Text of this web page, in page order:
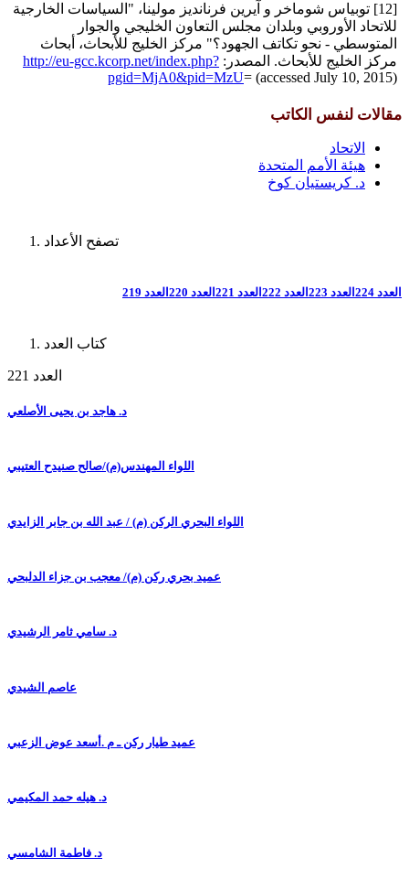
[12] توبياس شوماخر و آيرين فرنانديز مولينا، "السياسات الخارجية
للاتحاد الأوروبي وبلدان مجلس التعاون الخليجي والجوار
المتوسطي - نحو تكاتف الجهود؟" مركز الخليج للأبحاث، أبحاث
مركز الخليج للأبحاث. المصدر: http://eu-gcc.kcorp.net/index.php?
pgid=MjA0&pid=MzU= (accessed July 10, 2015)
مقالات لنفس الكاتب
الاتحاد
هيئة الأمم المتحدة
د. كريستيان كوخ
تصفح الأعداد
العدد 224 العدد 223 العدد 222 العدد 221 العدد 220 العدد 219
كتاب العدد
العدد 221
د. هاجد بن يحيى الأصلعي
اللواء المهندس(م)/صالح صنيدح العتيبي
اللواء البحري الركن (م) / عبد الله بن جابر الزايدي
عميد بحري ركن (م)/ معجب بن جزاء الدلبحي
د. سامي ثامر الرشيدي
عاصم الشيدي
عميد طيار ركن ـ م .أسعد عوض الزعبي
د. هيله حمد المكيمي
د. فاطمة الشامسي